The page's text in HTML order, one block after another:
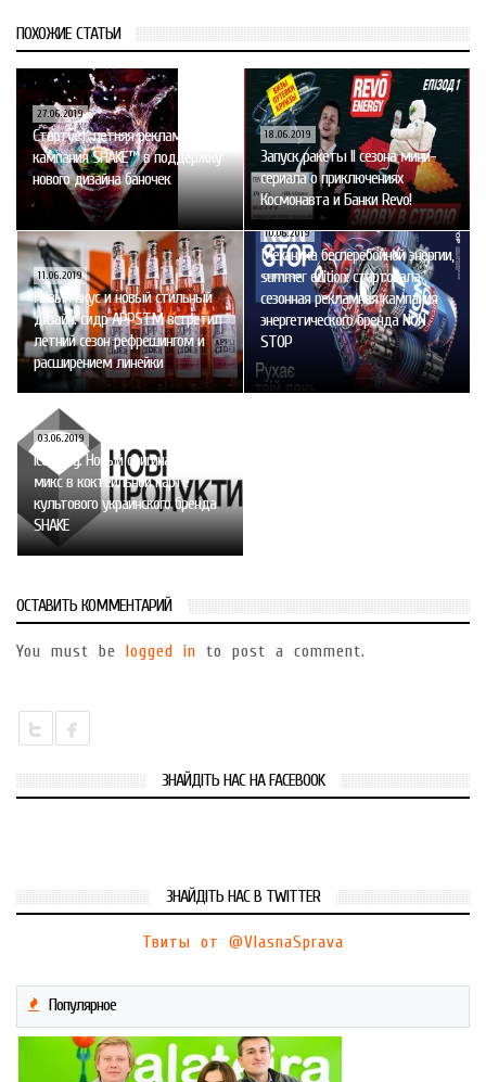
ПОХОЖИЕ СТАТЬИ
27.06.2019
Стартует летняя рекламная
кампания SHAKE™ в поддержку
нового дизайна баночек
18.06.2019
Запуск ракеты II сезона мини-
сериала о приключениях
Космонавта и Банки Revo!
11.06.2019
Новый вкус и новый стильный
дизайн: сидр APPSTM встретил
летний сезон рефрешингом и
расширением линейки
10.06.2019
Механика бесперебойной энергии,
summer edition: стартовала
сезонная рекламная кампания
энергетического бренда NON
STOP
03.06.2019
Ice Baby. Новый оригинальный
микс в коктейльной карте
культового украинского бренда
SHAKE
ОСТАВИТЬ КОММЕНТАРИЙ
You must be logged in to post a comment.
ЗНАЙДІТЬ НАС НА FACEBOOK
ЗНАЙДІТЬ НАС В TWITTER
Твиты от @VlasnaSprava
Популярное